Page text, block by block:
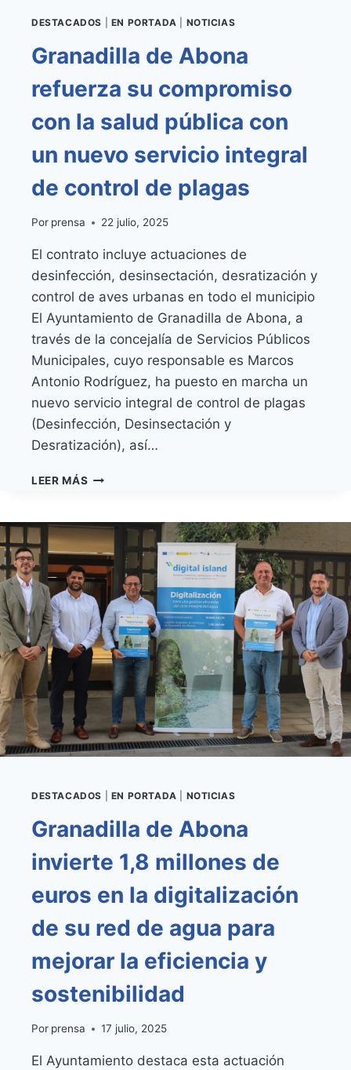
DESTACADOS EN PORTADA NOTICIAS
Granadilla de Abona
refuerza su compromiso
con la salud pública con
un nuevo servicio integral
de control de plagas
Por prensa 22 julio, 2025
El contrato incluye actuaciones de
desinfección, desinsectación, desratización y
control de aves urbanas en todo el municipio
El Ayuntamiento de Granadilla de Abona, a
través de la concejalía de Servicios Públicos
Municipales, cuyo responsable es Marcos
Antonio Rodríguez, ha puesto en marcha un
nuevo servicio integral de control de plagas
(Desinfección, Desinsectación y
Desratización), así…
LEER MÁS GRANADILLA
REFUERZA
SU
COMPROMISO
CON
LA
SALUD
PÚBLICA
CON
UN
NUEVO
SERVICIO
INTEGRAL
CONTROL
DE
DESTACADOS EN PORTADA NOTICIAS
Granadilla de Abona
invierte 1,8 millones de
euros en la digitalización
de su red de agua para
mejorar la eficiencia y
sostenibilidad
Por prensa 17 julio, 2025
El Ayuntamiento destaca esta actuación